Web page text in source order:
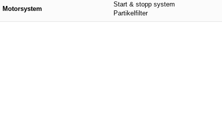
Motorsystem
Start & stopp system
Partikelfilter